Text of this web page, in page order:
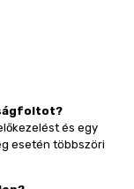
és egy
esetén többszöri